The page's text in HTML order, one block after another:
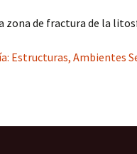
zona de fractura de la
Estructuras, Ambientes